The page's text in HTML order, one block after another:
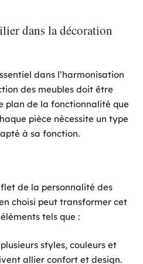
dans la décoration
dans l’harmonisation
des meubles doit être
plan de la fonctionnalité que
pièce nécessite un type
à sa fonction.
de la personnalité des
choisi peut transformer cet
tels que :
styles, couleurs et
allier confort et design.